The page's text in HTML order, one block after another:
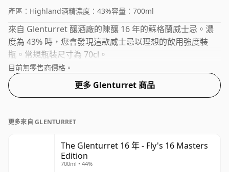
產區： Highland酒精濃度： 43%容量： 700ml
來自 Glenturret 釀酒廠的陳釀 16 年的蘇格蘭威士忌。濃
度為 43% 時，您會發現這款威士忌以理想的飲用強度裝
瓶。常規瓶裝尺寸為 70cl。
目前無零售商價格。
更多 Glenturret 商品
更多來自 GLENTURRET
The Glenturret 16 年 - Fly's 16 Masters
Edition
700ml • 44%